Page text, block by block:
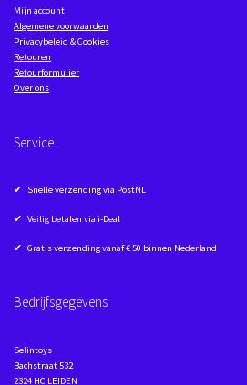
Mijn account
Algemene voorwaarden
Privacybeleid & Cookies
Retouren
Retourformulier
Over ons
Service
✔ Snelle verzending via PostNL
✔ Veilig betalen via i-Deal
✔ Gratis verzending vanaf € 50 binnen Nederland
Bedrijfsgegevens
Selintoys
Bachstraat 532
2324 HC LEIDEN